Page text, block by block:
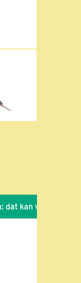
via de link!